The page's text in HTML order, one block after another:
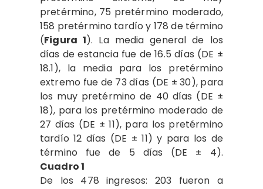
pretérmino, 75 pretérmino moderado,
158 pretérmino tardío y 178 de término
(Figura 1). La media general de los
días de estancia fue de 16.5 días (DE ±
18.1), la media para los pretérmino
extremo fue de 73 días (DE ± 30), para
los muy pretérmino de 40 días (DE ±
18), para los pretérmino moderado de
27 días (DE ± 11), para los pretérmino
tardío 12 días (DE ± 11) y para los de
término fue de 5 días (DE ± 4).
Cuadro 1
De los 478 ingresos: 203 fueron a